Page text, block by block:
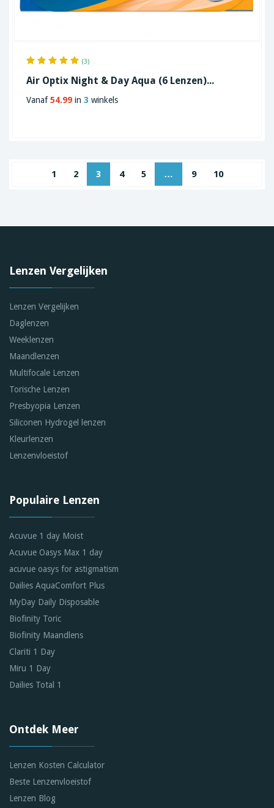
(3)
Air Optix Night & Day Aqua (6 Lenzen)...
Vanaf54.99 in 3 winkels
1 2 3 4 5 … 9 10
Lenzen Vergelijken
Lenzen Vergelijken
Daglenzen
Weeklenzen
Maandlenzen
Multifocale Lenzen
Torische Lenzen
Presbyopia Lenzen
Siliconen Hydrogel lenzen
Kleurlenzen
Lenzenvloeistof
Populaire Lenzen
Acuvue 1 day Moist
Acuvue Oasys Max 1 day
acuvue oasys for astigmatism
Dailies AquaComfort Plus
MyDay Daily Disposable
Biofinity Toric
Biofinity Maandlens
Clariti 1 Day
Miru 1 Day
Dailies Total 1
Ontdek Meer
Lenzen Kosten Calculator
Beste Lenzenvloeistof
Lenzen Blog